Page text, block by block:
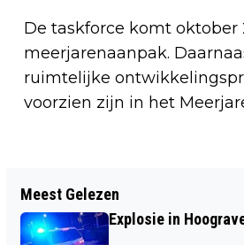
De taskforce komt oktober
meerjarenaanpak.
ruimtelijke
voorzien zijn in het
GROENLINKS PLEIT VOOR
MAXIMUMSNELHEID
Meest Gelezen
Explosie in